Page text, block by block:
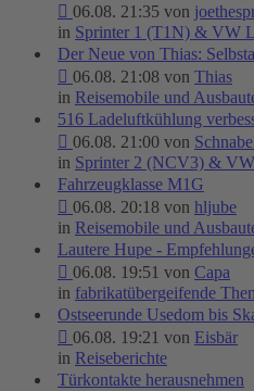
06.08. 21:35 von
in Sprinter 1 (T1N) & VW
Der Neue von Thias:
06.08. 21:08 von Thias
in Reisemobile und
516 Ladeluftkühlung
06.08. 21:00 von
in Sprinter 2 (NCV3) &
Fahrzeugklasse M1G
06.08. 20:18 von hljube
in Reisemobile und
Lautere Hupe -
06.08. 19:51 von Capa
in fabrikatübergeifende
Ostseerunde Usedom bis
06.08. 19:21 von Eisbär
in Reiseberichte
Türkontakte herausnehmen